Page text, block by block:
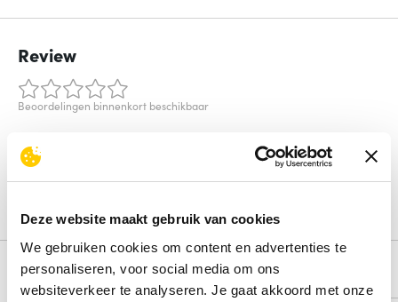
Deze website maakt gebruik van cookies
We gebruiken cookies om content en advertenties te
personaliseren, voor social media om ons
websiteverkeer te analyseren. Je gaat akkoord met onze
Review
Beoordelingen binnenkort beschikbaar
Deel je ervaring met het product door het schrijven van een
review.
Alternatieven